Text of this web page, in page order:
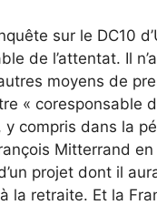
sur le DC10
de l’attentat. Il
moyens de
« coresponsable
compris dans la
Mitterrand
projet dont il
la retraite. Et la